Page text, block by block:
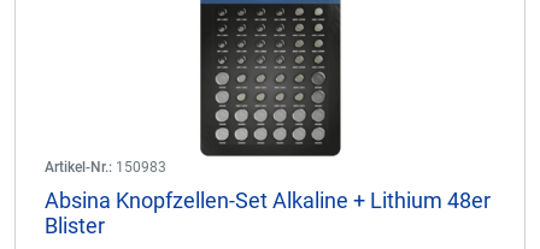
Artikel-Nr.: 150983
Absina Knopfzellen-Set Alkaline + Lithium 48er
Blister